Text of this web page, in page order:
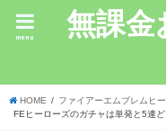
無課金
menu
HOME
ファイアーエムブレムヒ
FEヒーローズのガチャは単発と5連